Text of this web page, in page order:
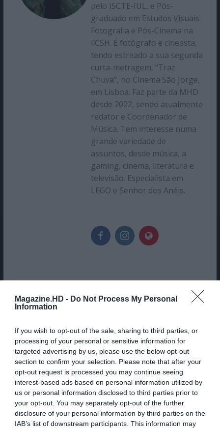
Magazine.HD - Do Not Process My Personal
Information
If you wish to opt-out of the sale, sharing to third parties, or
processing of your personal or sensitive information for
targeted advertising by us, please use the below opt-out
section to confirm your selection. Please note that after your
opt-out request is processed you may continue seeing
interest-based ads based on personal information utilized by
us or personal information disclosed to third parties prior to
your opt-out. You may separately opt-out of the further
disclosure of your personal information by third parties on the
IAB’s list of downstream participants. This information may
pelo ISCTE-IUL, e Pós-
graduado em Estudos Visuais:
Fotografia e Pós-Cinema na
FCSH. É fotógrafo e cineasta,
tendo estreado a sua segunda
curta-metragem, “Traz
Chuva”, no Cinema São Jorge,
em Lisboa. Faz parte da MHD
desde 2022, sendo atualmente
redator e Coordenador de
Música. Tem interesse numa
grande variedade de
assuntos, desde música, a
gaming, cinema, literatura e
televisão. Especialista em
LEGO e Senhor dos Anéis.
DESEJADA PELOS UTILIZADORES
ESTA BELA SÉRIE ORIGINAL
SKYSHOWTIME BASEADA NUM
BESTSELLER MUNDIAL JÁ TEM
TRAILER E DATA DE ESTREIA